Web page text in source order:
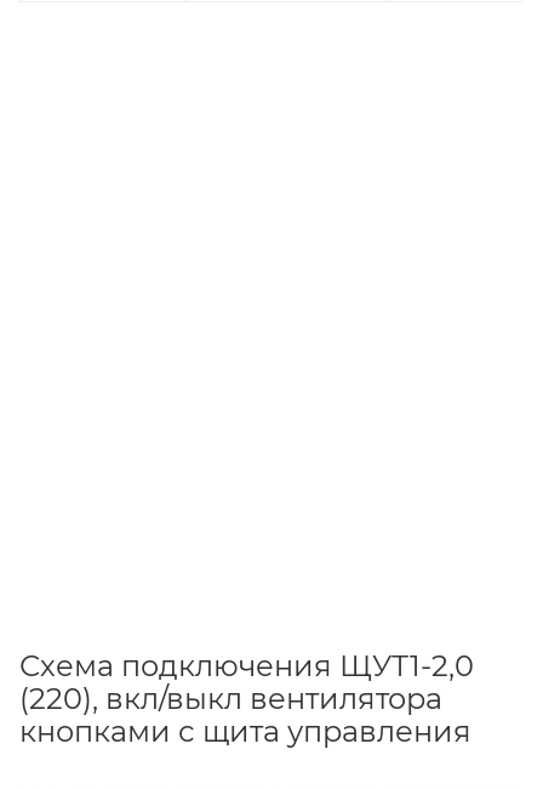
Схема подключения ЩУТ1-2,0
(220), вкл/выкл вентилятора
кнопками с щита управления